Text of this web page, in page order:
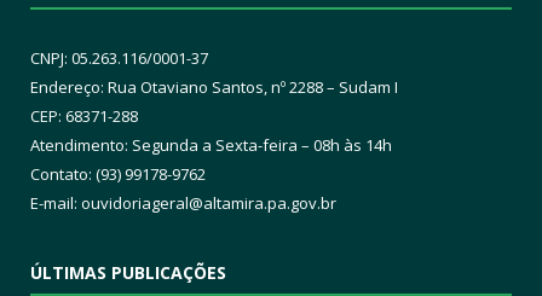
CNPJ: 05.263.116/0001-37
Endereço: Rua Otaviano Santos, nº 2288 – Sudam I
CEP: 68371-288
Atendimento: Segunda a Sexta-feira – 08h às 14h
Contato: (93) 99178-9762
E-mail: ouvidoriageral@altamira.pa.gov.br
ÚLTIMAS PUBLICAÇÕES